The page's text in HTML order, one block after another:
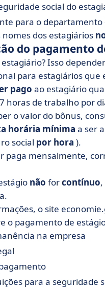
social do
para o departamento
nomes dos estagiários
do pagamento
Isso
para estagiários
pago ao estagiário
horas de trabalho por
o valor do bônus,
horária mínima a ser
social por hora ).
paga mensalmente,
não forcontínuo
o site
o pagamento de
na empresa
para a seguridade